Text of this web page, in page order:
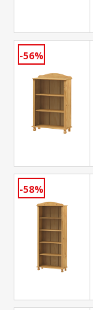
-56%
-58%